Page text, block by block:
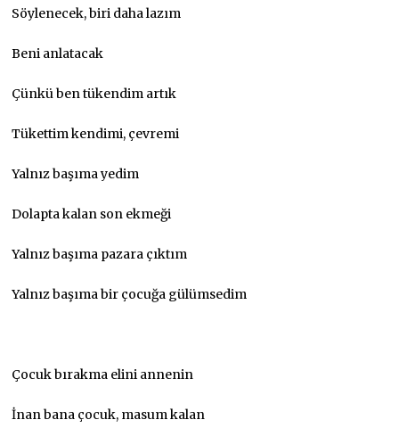
Söylenecek, biri daha lazım
Beni anlatacak
Çünkü ben tükendim artık
Tükettim kendimi, çevremi
Yalnız başıma yedim
Dolapta kalan son ekmeği
Yalnız başıma pazara çıktım
Yalnız başıma bir çocuğa gülümsedim
Çocuk bırakma elini annenin
İnan bana çocuk, masum kalan